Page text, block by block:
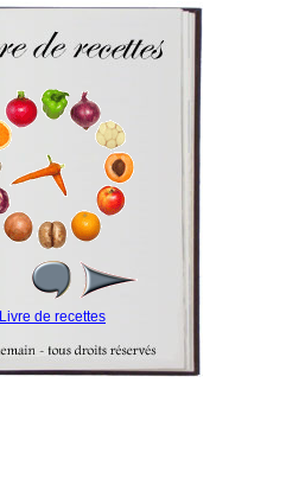
Livre de recettes